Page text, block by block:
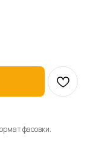
фасовки.